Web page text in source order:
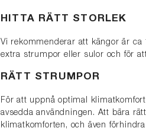
HITTA RÄTT STORLEK
Vi rekommenderar att kängor är
extra strumpor eller sulor och för
RÄTT STRUMPOR
För att uppnå optimal
avsedda användningen. Att bära
klimatkomforten, och även